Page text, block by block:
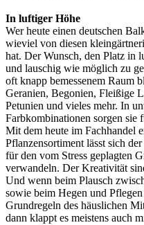
In luftiger Höhe
Wer heute einen deutschen
wieviel von diesen
hat. Der Wunsch, den Platz in
und lauschig wie möglich zu
oft knapp bemessenem Raum
Geranien, Begonien, Fleißige
Petunien und vieles mehr. In
Farbkombinationen sorgen sie
Mit dem heute im Fachhandel
Pflanzensortiment lässt sich
für den vom Stress geplagten
verwandeln. Der Kreativität
Und wenn beim Plausch
sowie beim Hegen und
Grundregeln des häuslichen
dann klappt es meistens auch